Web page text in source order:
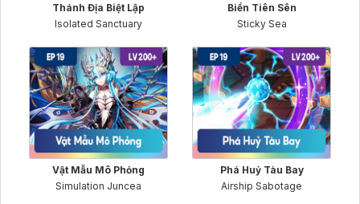
Thánh Địa Biệt Lập
Isolated Sanctuary
Biển Tiên Sên
Sticky Sea
Vật Mẫu Mô Phỏng
Simulation Juncea
Phá Huỷ Tàu Bay
Airship Sabotage